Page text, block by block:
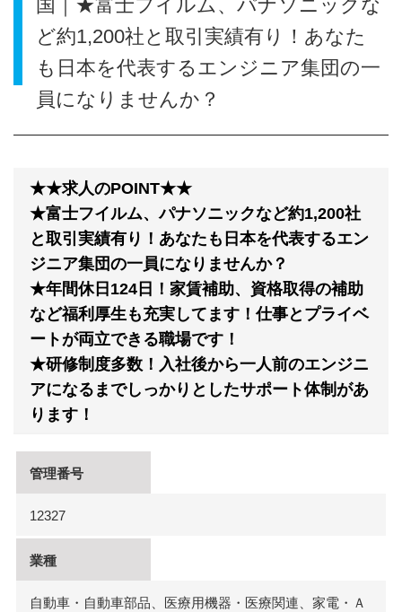
国｜★富士フイルム、パナソニックな
ど約1,200社と取引実績有り！あなた
も日本を代表するエンジニア集団の一
員になりませんか？
★★求人のPOINT★★
★富士フイルム、パナソニックなど約1,200社
と取引実績有り！あなたも日本を代表するエン
ジニア集団の一員になりませんか？
★年間休日124日！家賃補助、資格取得の補助
など福利厚生も充実してます！仕事とプライベ
ートが両立できる職場です！
★研修制度多数！入社後から一人前のエンジニ
アになるまでしっかりとしたサポート体制があ
ります！
管理番号
12327
業種
自動車・自動車部品、医療用機器・医療関連、家電・Ａ